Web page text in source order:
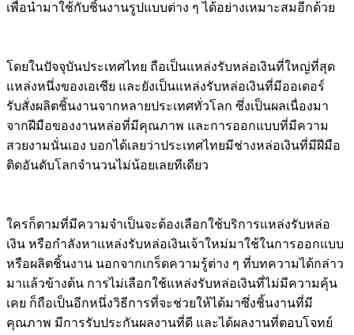
เพื่อนำมาใช้กับชิ้นงานรูปแบบต่าง ๆ ได้อย่างเหมาะสมอีกด้วย
โดยในปัจจุบันประเทศไทย ถือเป็นแหล่งรับหล่อเงินที่ใหญ่ที่สุด
แหล่งหนึ่งของเอเซีย และยังเป็นแหล่งรับหล่อเงินที่มีออเดอร์
รับสั่งผลิตชิ้นงานจากหลายประเทศทั่วโลก ซึ่งเป็นผลเนื่องมา
จากฝีมือของงานหล่อที่มีคุณภาพ และการออกแบบที่มีความ
สวยงามนั่นเอง บอกได้เลยว่าประเทศไทยมีช่างหล่อเงินที่มีฝีมือ
ติดอันดับโลกจำนวนไม่น้อยเลยทีเดียว
ใครก็ตามที่มีความจำเป็นจะต้องเลือกใช้บริการแหล่งรับหล่อ
เงิน หรือกำลังหาแหล่งรับหล่อเงินเจ้าใหม่มาใช้ในการออกแบบ
หรือผลิตชิ้นงาน นอกจากเกร็ดความรู้ต่าง ๆ ที่บทความได้กล่าว
มาแล้วข้างต้น การไม่เลือกใช้แหล่งรับหล่อเงินที่ไม่มีความคุ้น
เคย ก็ถือเป็นอีกหนึ่งวิธีการที่จะช่วยให้ได้มาซึ่งชิ้นงานที่มี
คุณภาพ มีการรับประกันผลงานที่ดี และได้ผลงานที่ตอบโจทย์